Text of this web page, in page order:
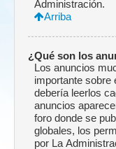
Administración.
Arriba
¿Qué son los
Los anuncios
importante sobre
debería leerlos
anuncios
foro donde se
globales, los
por La